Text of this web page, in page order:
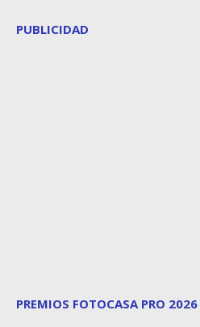
PUBLICIDAD
PREMIOS FOTOCASA PRO 2026